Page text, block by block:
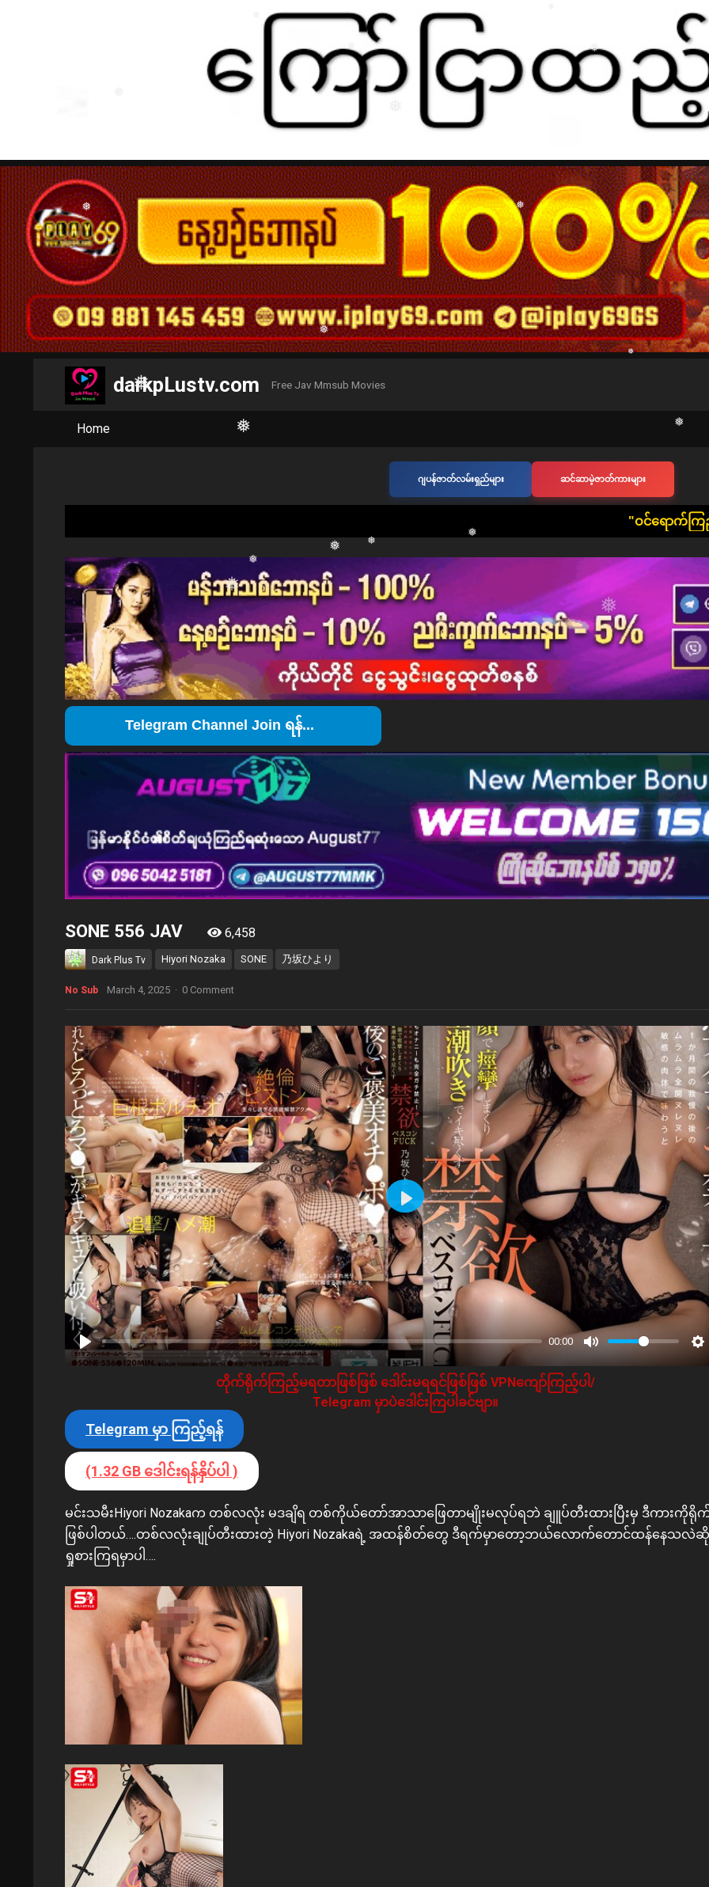
❅
❅ ❅
❅
❅
❅
❅
❅
darkpLustv.com Free Jav Mmsub Movies
Home
ဂျပန်ဇာတ်လမ်းရှည်များ ဆင်ဆာမဲ့ဇာတ်ကားများ
​"ဝင်ရောက်ကြည့်ရှုသူ တစ်ဦးတစ်ယ
Telegram
SONE 556 JAV 6,458
Dark Plus Tv Hiyori Nozaka SONE 乃坂ひより
No Sub March 4, 2025 · 0 Comment
00:00
Play
တိုက်ရိုက်ကြည့်မရတာဖြစ်ဖြစ် ဒေါင်းမရရင်ဖြစ်ဖြစ် VPNကျော်ကြည့်ပါ/
Telegram မှာပဲဒေါင်းကြပါခင်ဗျာ။
Telegram မှာ ကြည့်ရန်
(1.32 GB ဒေါင်းရန်နှိပ်ပါ )
မင်းသမီးHiyori Nozakaက တစ်လလုံး မဒချိရ တစ်ကိုယ်တော်အာသာဖြေတာမျိုးမလုပ်ရဘဲ ချူပ်တီးထားပြီးမှ ဒီကားကိုရို
ဖြစ်ပါတယ်….တစ်လလုံးချုပ်တီးထားတဲ့ Hiyori Nozakaရဲ့ အထန်စိတ်တွေ ဒီရက်မှာတော့ဘယ်လောက်တောင်ထန်နေသလဲ
ရှုစားကြရမှာပါ….